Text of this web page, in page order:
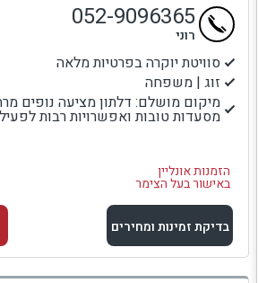
סוויטת יוקרה בפרטיות מלאה
זוג | משפחה
מיקום מושלם: דלתון מציעה נופים
מסעדות טובות ואפשרויות רבות
הזמנות אונליין
באישור בעל הצימר
052-9096365
רוני
בדיקת זמינות ומחירים
למתחם זה